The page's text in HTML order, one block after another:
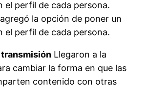
la opción de poner un
el perfil de cada persona.
Llegaron a la
cambiar la forma en que las
contenido con otras